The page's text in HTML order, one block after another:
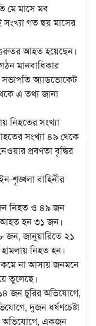
মে মাসে মব
গত ছয় মাসের
আহত হয়েছেন।
মানবাধিকার
সভাপতি অ্যাডভোকেট
এ তথ্য জানা
নিহতের সংখ্যা
সংখ্যা ৪৯ থেকে
প্রবণতা বৃদ্ধির
শৃঙ্খলা বাহিনীর
নিহত ও ৪৯ জন
হন ৩১ জন।
জন, জানুয়ারিতে ২১
নিহত হন।
না আসায় জনমনে
তুলেছে।
জন চুরির অভিযোগে,
দুজন ধর্ষণচেষ্টা
অভিযোগে, একজন